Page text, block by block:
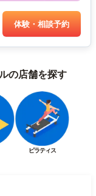
体験・相談予約
の店舗を探す
ピラティス